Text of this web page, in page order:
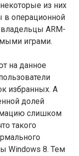
из них
в операционной
владельцы ARM-
играми.
на данное
избранных. А
долей
слишком
такого
Windows 8. Тем